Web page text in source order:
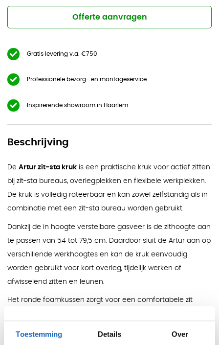
Toestemming Details Over
Offerte aanvragen
Gratis levering v.a. €750
Professionele bezorg- en montageservice
Inspirerende showroom in Haarlem
Beschrijving
De Artur zit-sta kruk is een praktische kruk voor actief zitten
bij zit-sta bureaus, overlegplekken en flexibele werkplekken.
De kruk is volledig roteerbaar en kan zowel zelfstandig als in
combinatie met een zit-sta bureau worden gebruikt.
Dankzij de in hoogte verstelbare gasveer is de zithoogte aan
te passen van 54 tot 79,5 cm. Daardoor sluit de Artur aan op
verschillende werkhoogtes en kan de kruk eenvoudig
worden gebruikt voor kort overleg, tijdelijk werken of
afwisselend zitten en leunen.
Het ronde foamkussen zorgt voor een comfortabele zit